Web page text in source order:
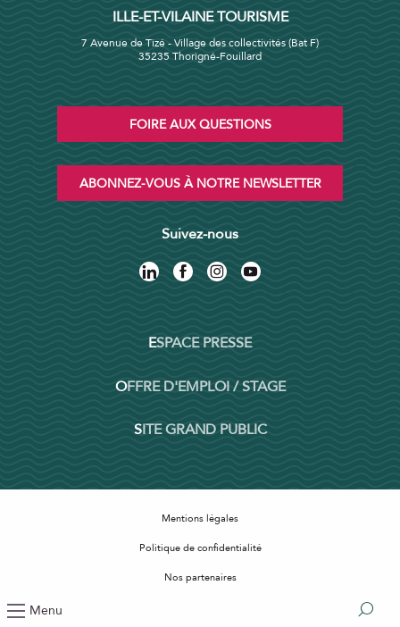
Menu
ILLE-ET-VILAINE TOURISME
7 Avenue de Tizé - Village des collectivités (Bat F)
35235 Thorigné-Fouillard
FOIRE AUX QUESTIONS
ABONNEZ-VOUS À NOTRE NEWSLETTER
Suivez-nous
ESPACE PRESSE
OFFRE D'EMPLOI / STAGE
SITE GRAND PUBLIC
Mentions légales
Politique de confidentialité
Nos partenaires